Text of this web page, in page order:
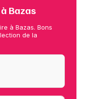
Bazas
à Bazas. Bons
de la